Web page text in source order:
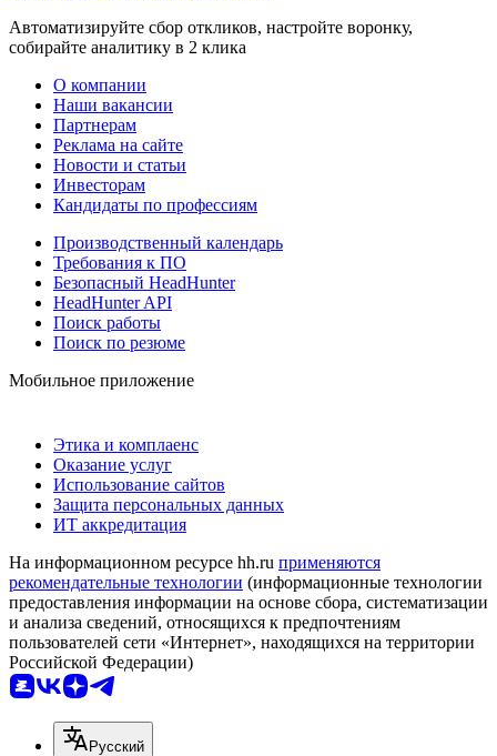
Автоматизируйте сбор откликов, настройте воронку,
собирайте аналитику в 2 клика
О компании
Наши вакансии
Партнерам
Реклама на сайте
Новости и статьи
Инвесторам
Кандидаты по профессиям
Производственный календарь
Требования к ПО
Безопасный HeadHunter
HeadHunter API
Поиск работы
Поиск по резюме
Мобильное приложение
Этика и комплаенс
Оказание услуг
Использование сайтов
Защита персональных данных
ИТ аккредитация
На информационном ресурсе hh.ru применяются
рекомендательные технологии (информационные технологии
предоставления информации на основе сбора, систематизации
и анализа сведений, относящихся к предпочтениям
пользователей сети «Интернет», находящихся на территории
Российской Федерации)
Русский